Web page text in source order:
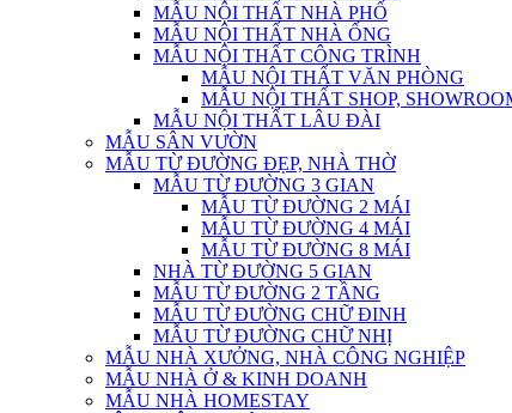
MẪU NỘI THẤT NHÀ PHỐ
MẪU NỘI THẤT NHÀ ỐNG
MẪU NỘI THẤT CÔNG TRÌNH
MẪU NỘI THẤT VĂN PHÒNG
MẪU NỘI THẤT SHOP,
MẪU NỘI THẤT LÂU ĐÀI
MẪU SÂN VƯỜN
MẪU TỪ ĐƯỜNG ĐẸP, NHÀ THỜ
MẪU TỪ ĐƯỜNG 3 GIAN
MẪU TỪ ĐƯỜNG 2 MÁI
MẪU TỪ ĐƯỜNG 4 MÁI
MẪU TỪ ĐƯỜNG 8 MÁI
NHÀ TỪ ĐƯỜNG 5 GIAN
MẪU TỪ ĐƯỜNG 2 TẦNG
MẪU TỪ ĐƯỜNG CHỮ ĐINH
MẪU TỪ ĐƯỜNG CHỮ NHỊ
MẪU NHÀ XƯỞNG, NHÀ CÔNG NGHIỆP
MẪU NHÀ Ở & KINH DOANH
MẪU NHÀ HOMESTAY